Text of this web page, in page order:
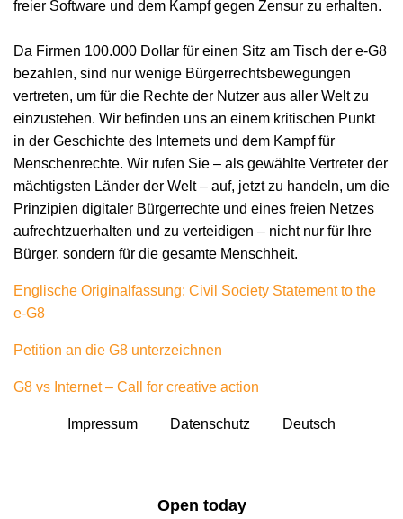
freier Software und dem Kampf gegen Zensur zu erhalten.
Da Firmen 100.000 Dollar für einen Sitz am Tisch der e-G8
bezahlen, sind nur wenige Bürgerrechtsbewegungen
vertreten, um für die Rechte der Nutzer aus aller Welt zu
einzustehen. Wir befinden uns an einem kritischen Punkt
in der Geschichte des Internets und dem Kampf für
Menschenrechte. Wir rufen Sie – als gewählte Vertreter der
mächtigsten Länder der Welt – auf, jetzt zu handeln, um die
Prinzipien digitaler Bürgerrechte und eines freien Netzes
aufrechtzuerhalten und zu verteidigen – nicht nur für Ihre
Bürger, sondern für die gesamte Menschheit.
Englische Originalfassung: Civil Society Statement to the
e-G8
Petition an die G8 unterzeichnen
G8 vs Internet – Call for creative action
Impressum Datenschutz Deutsch
Open today